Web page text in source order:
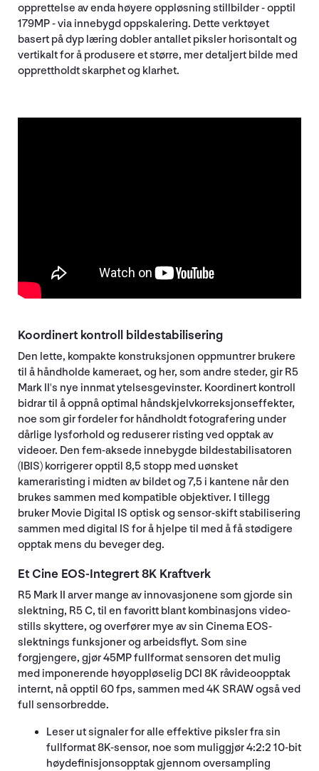
opprettelse av enda høyere oppløsning stillbilder - opptil
179MP - via innebygd oppskalering. Dette verktøyet
basert på dyp læring dobler antallet piksler horisontalt og
vertikalt for å produsere et større, mer detaljert bilde med
opprettholdt skarphet og klarhet.
Koordinert kontroll bildestabilisering
Den lette, kompakte konstruksjonen oppmuntrer brukere
til å håndholde kameraet, og her, som andre steder, gir R5
Mark II's nye innmat ytelsesgevinster. Koordinert kontroll
bidrar til å oppnå optimal håndskjelvkorreksjonseffekter,
noe som gir fordeler for håndholdt fotografering under
dårlige lysforhold og reduserer risting ved opptak av
videoer. Den fem-aksede innebygde bildestabilisatoren
(IBIS) korrigerer opptil 8,5 stopp med uønsket
kameraristing i midten av bildet og 7,5 i kantene når den
brukes sammen med kompatible objektiver. I tillegg
bruker Movie Digital IS optisk og sensor-skift stabilisering
sammen med digital IS for å hjelpe til med å få stødigere
opptak mens du beveger deg.
Et Cine EOS-Integrert 8K Kraftverk
R5 Mark II arver mange av innovasjonene som gjorde sin
slektning, R5 C, til en favoritt blant kombinasjons video-
stills skyttere, og overfører mye av sin Cinema EOS-
slektnings funksjoner og arbeidsflyt. Som sine
forgjengere, gjør 45MP fullformat sensoren det mulig
med imponerende høyoppløselig DCI 8K råvideoopptak
internt, nå opptil 60 fps, sammen med 4K SRAW også ved
full sensorbredde.
Leser ut signaler for alle effektive piksler fra sin
fullformat 8K-sensor, noe som muliggjør 4:2:2 10-bit
høydefinisjonsopptak gjennom oversampling